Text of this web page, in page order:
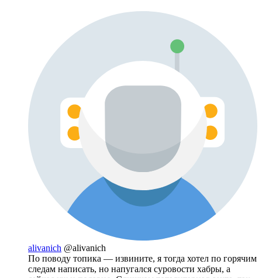
alivanich @alivanich
По поводу топика — извините, я тогда хотел по горячим
следам написать, но напугался суровости хабры, а